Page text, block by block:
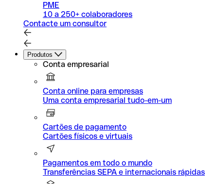
PME
10 a 250+ colaboradores
Contacte um consultor
Produtos
Conta empresarial
Conta online para empresas
Uma conta empresarial tudo-em-um
Cartões de pagamento
Cartões físicos e virtuais
Pagamentos em todo o mundo
Transferências SEPA e internacionais rápidas